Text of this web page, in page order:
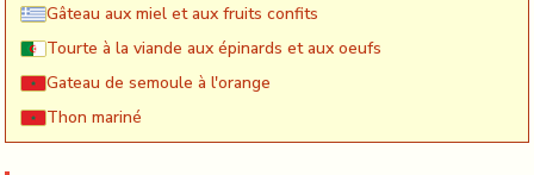
Gâteau aux miel et aux fruits confits
Tourte à la viande aux épinards et aux oeufs
Gateau de semoule à l'orange
Thon mariné